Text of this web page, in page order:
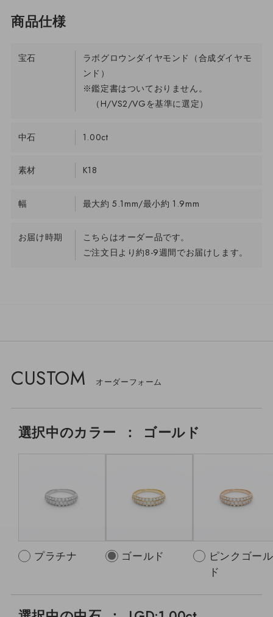
宝石
ラボグロウンダイヤモンド（合成ダイヤモ
ンド）
※鑑定書はついておりません。
（H/VS2/VGを基準に選定）
中石 1.00ct
素材 K18
幅 最大約 5.1mm/最小約 1.9mm
お届け時期
こちらはオーダー品です。
ご注文日より約8-9週間でお届けします。
CUSTOM
選択中のカラー ： ゴールド
プラチナ ゴールド
ピンクゴール
ド